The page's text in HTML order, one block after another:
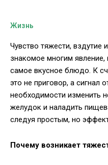
Жизнь
Чувство тяжести,
знакомое многим
самое вкусное блюдо. К
это не приговор, а сигнал
необходимости изменить
желудок и наладить
следуя простым, но
Почему возникает